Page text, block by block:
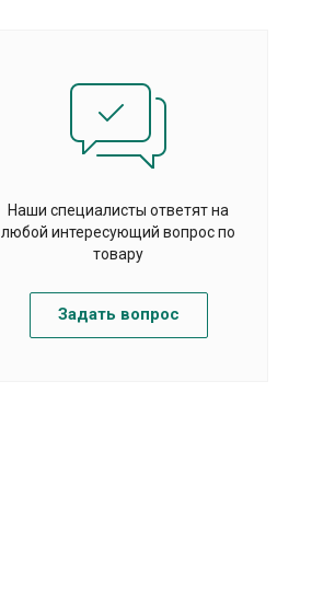
Наши специалисты ответят на
любой интересующий вопрос по
товару
Задать вопрос